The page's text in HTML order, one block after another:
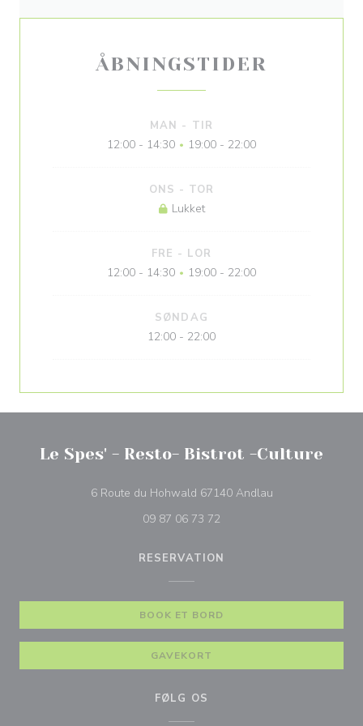
ÅBNINGSTIDER
MAN - TIR
12:00 - 14:30 • 19:00 - 22:00
ONS - TOR
Lukket
FRE - LOR
12:00 - 14:30 • 19:00 - 22:00
SØNDAG
12:00 - 22:00
Le Spes' - Resto- Bistrot -Culture
6 Route du Hohwald 67140 Andlau((åbner i et nyt
09 87 06 73 72
RESERVATION
BOOK ET BORD
GAVEKORT
FØLG OS